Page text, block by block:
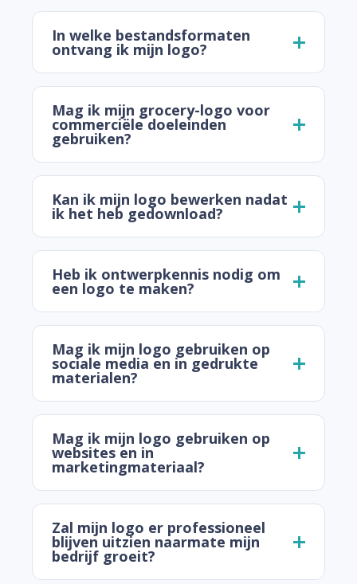
In welke bestandsformaten
ontvang ik mijn logo?
Mag ik mijn grocery-logo voor
commerciële doeleinden
gebruiken?
Kan ik mijn logo bewerken nadat
ik het heb gedownload?
Heb ik ontwerpkennis nodig om
een logo te maken?
Mag ik mijn logo gebruiken op
sociale media en in gedrukte
materialen?
Mag ik mijn logo gebruiken op
websites en in
marketingmateriaal?
Zal mijn logo er professioneel
blijven uitzien naarmate mijn
bedrijf groeit?